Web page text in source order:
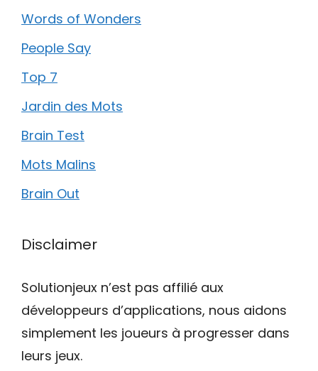
Words of Wonders
People Say
Top 7
Jardin des Mots
Brain Test
Mots Malins
Brain Out
Disclaimer
Solutionjeux n’est pas affilié aux
développeurs d’applications, nous aidons
simplement les joueurs à progresser dans
leurs jeux.